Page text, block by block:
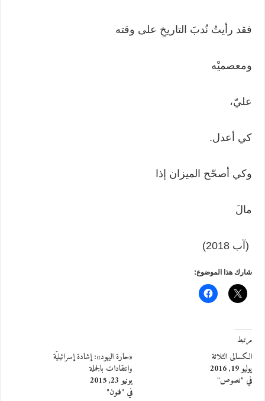
فقد رأيتُ نُدبَ التاريخِ على وقته
ومعصميْه
عليّ،
كي أعدل.
وكي أصحّح الميزان إذا
مالَ
(آب 2018)
شارك هذا الموضوع:
مرتبط
الكسالى الثلاثة
يوليو 19, 2016
في "نصوص"
«حارة اليهود»: إشادة إسرائيليّة
وانتقادات بالجملة
يونيو 23, 2015
في "فنون"